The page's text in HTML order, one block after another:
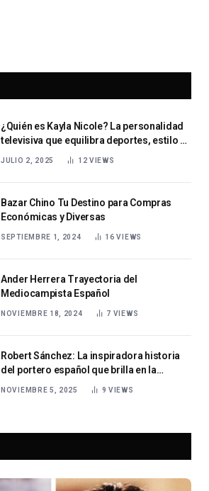
¿Quién es Kayla Nicole? La personalidad
televisiva que equilibra deportes, estilo y
empoderamiento bajo los focos
JULIO 2, 2025 12 VIEWS
Bazar Chino Tu Destino para Compras
Económicas y Diversas
SEPTIEMBRE 1, 2024 16VIEWS
Ander Herrera Trayectoria del
Mediocampista Español
NOVIEMBRE 18, 2024 7 VIEWS
Robert Sánchez: La inspiradora historia
del portero español que brilla en la
NOVIEMBRE 5, 2025 9VIEWS